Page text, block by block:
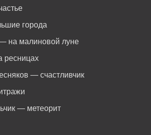
города
на малиновой луне
ресницах
— счастливчик
— метеорит